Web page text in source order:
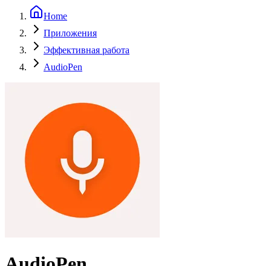
Home
Приложения
Эффективная работа
AudioPen